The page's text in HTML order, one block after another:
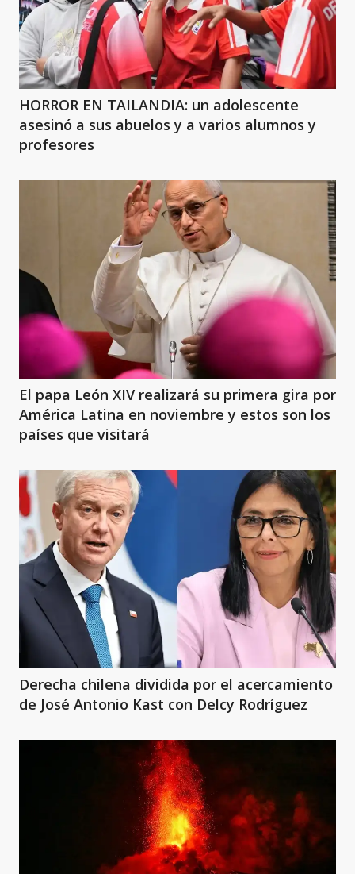
HORROR EN TAILANDIA: un adolescente
asesinó a sus abuelos y a varios alumnos y
profesores
El papa León XIV realizará su primera gira por
América Latina en noviembre y estos son los
países que visitará
Derecha chilena dividida por el acercamiento
de José Antonio Kast con Delcy Rodríguez